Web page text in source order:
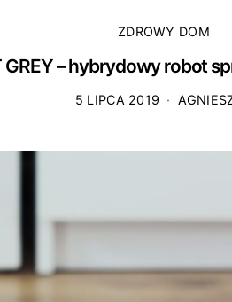
ZDROWY DOM
GREY – hybrydowy robot
5 LIPCA 2019